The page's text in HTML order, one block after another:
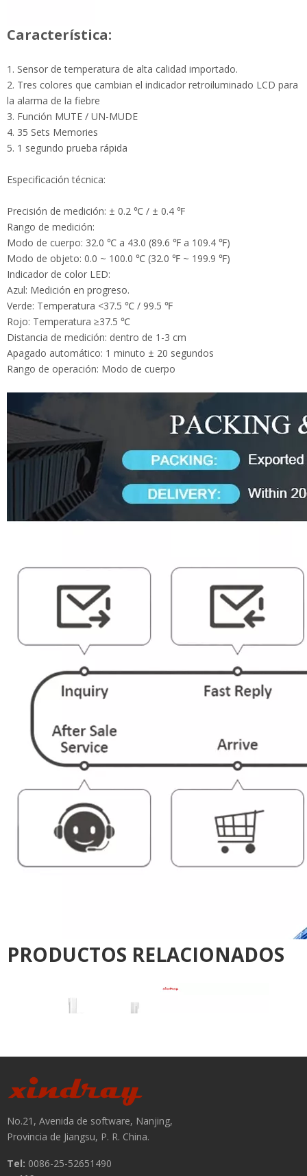
2. Tres colores que cambian el indicador retroiluminado LCD
3. Función MUTE / UN-MUDE
4. 35 Sets Memories
5. 1 segundo prueba rápida
Especificación técnica:
Rango de medición:
Modo de objeto: 0.0 ~ 100.0 ℃ (32.0 ℉ ~ 199.9 ℉)
Indicador de color LED:
Azul: Medición en progreso.
Verde: Temperatura <37.5 ℃ / 99.5 ℉
Rojo: Temperatura ≥37.5 ℃
Distancia de medición: dentro de 1-3 cm
Apagado automático: 1 minuto ± 20 segundos
Rango de operación: Modo de cuerpo